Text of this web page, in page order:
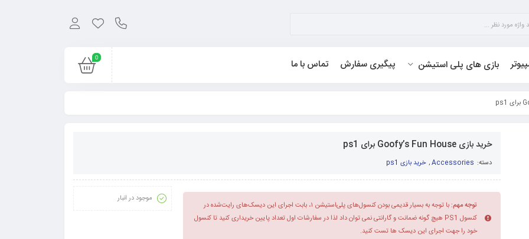
0
بازی های پلی استیشن پیگیری سفارش تماس با ما
خرید بازی Goofy’s Fun House برای ps1
دسته: Accessories
, خرید بازی ps1
توجه مهم:
با توجه به بسیار قدیمی بودن کنسول‌های پلی‌استیشن ۱، بابت اجرای این دیسک‌های رایت‌شده در
کنسول PS1 هیچ گونه ضمانت و گارانتی نمی توان داد لذا در سفارشات اول تعداد پایین خریداری کنید تا کنسول
خود را جهت اجرای این دیسک ها تست کنید.
موجود در انبار